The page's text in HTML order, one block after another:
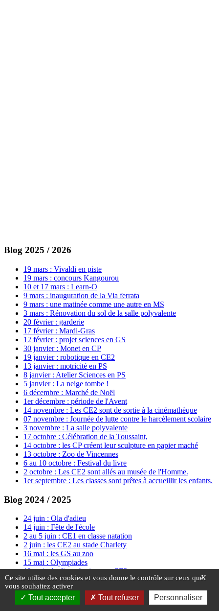
Blog 2025 / 2026
19 mars : Vivaldi en piste
19 mars : concours Kangourou
10 et 17 mars : Learn-O
9 mars : inauguration de la Via ferrata
9 mars : une matinée comme une autre en MS
3 mars : Rénovation du sol de la salle polyvalente
20 février : garderie
17 février : Mardi-Gras
12 février : projet sciences en GS
30 janvier : Monet en CP
19 janvier : robotique en CE2
13 janvier : motricité en PS
8 janvier : Atelier Sciences en PS
5 janvier : La neige tombe !
6 décembre : Marché de Noël
1er décembre : période de l'Avent
14 novembre : Les CE2 sont de sortie à la cinémathèque
07 novembre : Journée de lutte contre le harcèlement scolaire
3 novembre : La salle polyvalente
17 octobre : Célébration de la Toussaint,
14 octobre : les CP créent leur sculpture en papier maché
13 octobre : Zoo de Vincennes
6 au 10 octobre : Festival du livre
2 octobre : Les CE2 sont allés au musée de l'Homme.
1er septembre : Les classes sont prêtes à accueillir les enfants.
Blog 2024 / 2025
24 juin : Ola d'adieu
14 juin : Fête de l'école
2 au 5 juin : CE1 en classe natation
2 juin : les CE2 au stade Charlety
16 mai : les GS au zoo
15 mai : Olympiades
13 mai : Atelier robotique en CE2
2 mai : Atelier lithographie
28 avril : Atelier découverte
11 avril : activités en classe
4 avril : Bol de riz
X
Ce site utilise des cookies et vous donne le contrôle sur ceux que
vous souhaitez activer
Tout accepter Tout refuser Personnaliser